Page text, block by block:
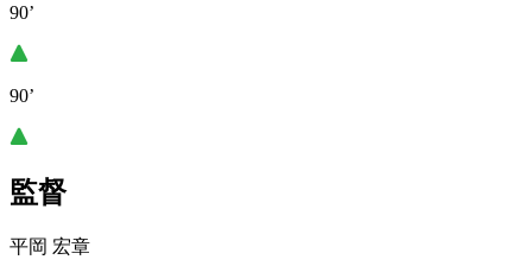
90’
90’
監督
平岡 宏章